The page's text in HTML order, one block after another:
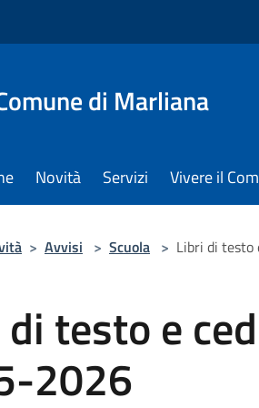
di Marliana
Novità Servizi Vivere il
> Avvisi > Scuola > Libri di testo
testo e
2026